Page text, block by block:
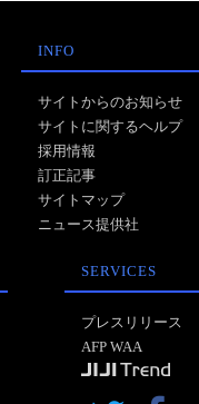
INFO
サイトからのお知らせ
サイトに関するヘルプ
採用情報
訂正記事
サイトマップ
ニュース提供社
SERVICES
プレスリリース
AFP WAA